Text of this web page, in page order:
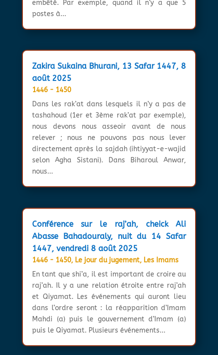
embêté. Par exemple, quand il n’y a que 5
postes à...
Zakira Sukaina Bhurani, 13 Safar 1447, 8
août 2025
1446 - 1450
Dans les rak’at dans lesquels il n’y a pas de
tashahoud (1er et 3ème rak’at par exemple),
nous devons nous asseoir avant de nous
relever ; nous ne pouvons pas nous lever
directement après la sajdah (ihtiyyat-e-wajid
selon Agha Sistani). Dans Biharoul Anwar,
nous...
Conférence sur le raj’ah, cheick Ali
Abasse Bahadouraly, nuit du 14 Safar
1447, vendredi 8 août 2025
1446 - 1450, Le jour du jugement, Les Imams
En tant que shi’a, il est important de croire au
raj’ah. Il y a une relation étroite entre raj’ah
et Qiyamat. Les événements qui auront lieu
dans l’ordre seront : la réapparition d’Imam
Mahdi (a) puis le gouvernement d’Imam (a)
puis le Qiyamat. Plusieurs événements...